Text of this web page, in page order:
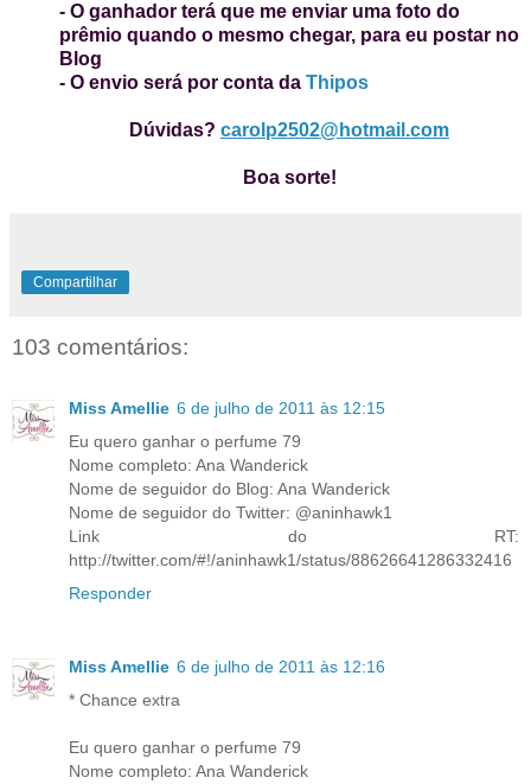
- O ganhador terá que me enviar uma foto do
prêmio quando o mesmo chegar, para eu postar no
Blog
- O envio será por conta da Thipos
Dúvidas? carolp2502@hotmail.com
Boa sorte!
Compartilhar
103 comentários:
Miss Amellie 6 de julho de 2011 às 12:15
Eu quero ganhar o perfume 79
Nome completo: Ana Wanderick
Nome de seguidor do Blog: Ana Wanderick
Nome de seguidor do Twitter: @aninhawk1
Link do RT:
http://twitter.com/#!/aninhawk1/status/88626641286332416
Responder
Miss Amellie 6 de julho de 2011 às 12:16
* Chance extra
Eu quero ganhar o perfume 79
Nome completo: Ana Wanderick